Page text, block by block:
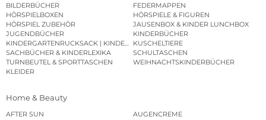
BILDERBÜCHER
FEDERMAPPEN
HÖRSPIELBOXEN
HÖRSPIELE & FIGUREN
HÖRSPIEL ZUBEHÖR
JAUSENBOX & KINDER LUNCHBOX
JUGENDBÜCHER
KINDERBÜCHER
KINDERGARTENRUCKSACK | KINDERGARTENBEUTEL
KUSCHELTIERE
SACHBÜCHER & KINDERLEXIKA
SCHULTASCHEN
TURNBEUTEL & SPORTTASCHEN
WEIHNACHTSKINDERBÜCHER
KLEIDER
Home & Beauty
AFTER SUN
AUGENCREME